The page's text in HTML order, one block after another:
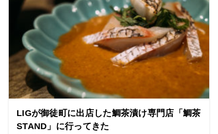
LIGが御徒町に出店した鯛茶漬け専門店「鯛茶
STAND」に行ってきた